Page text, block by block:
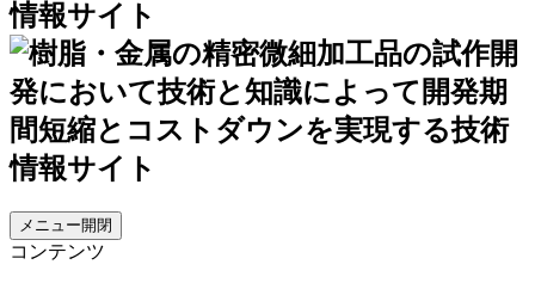
メニュー開閉
コンテンツ